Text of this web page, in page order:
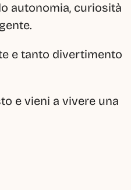
autonomia, curiosità
e tanto divertimento
e vieni a vivere una